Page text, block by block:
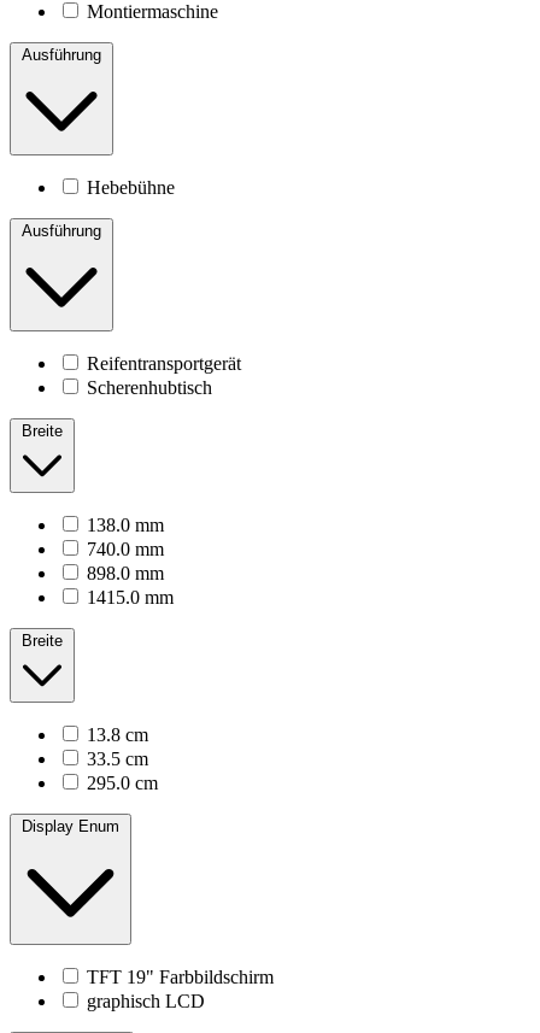
Montiermaschine
Ausführung
Hebebühne
Ausführung
Reifentransportgerät
Scherenhubtisch
Breite
138.0 mm
740.0 mm
898.0 mm
1415.0 mm
Breite
13.8 cm
33.5 cm
295.0 cm
Display Enum
TFT 19" Farbbildschirm
graphisch LCD